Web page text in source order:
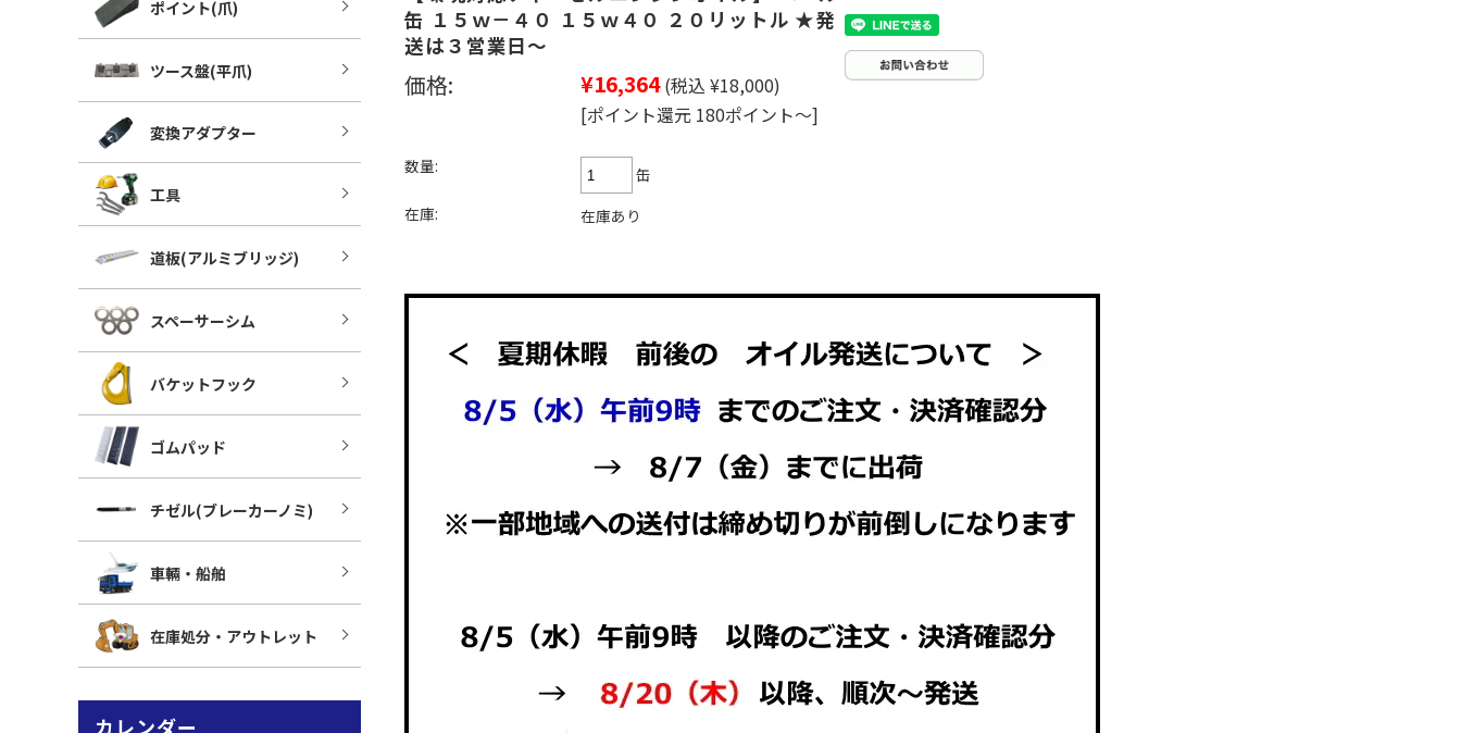
缶 １５ｗ－４０ １５ｗ４０ ２０リットル ★発
送は３営業日～
価格: ¥16,364 (税込 ¥18,000)
[ポイント還元 180ポイント～]
数量:
缶
在庫:
在庫あり
ポイント(爪)
ツース盤(平爪)
変換アダプター
工具
道板(アルミブリッジ)
スペーサーシム
バケットフック
ゴムパッド
チゼル(ブレーカーノミ)
車輛・船舶
在庫処分・アウトレット